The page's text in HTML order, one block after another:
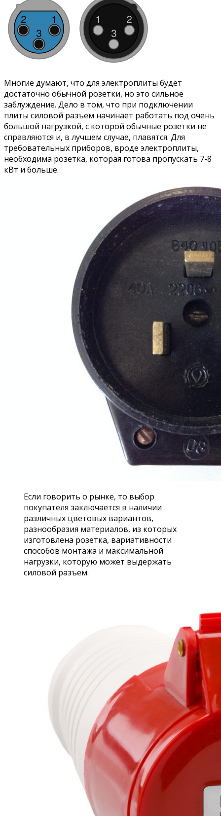
Многие думают, что для электроплиты будет
достаточно обычной розетки, но это сильное
заблуждение. Дело в том, что при подключении
плиты силовой разъем начинает работать под очень
большой нагрузкой, с которой обычные розетки не
справляются и, в лучшем случае, плавятся. Для
требовательных приборов, вроде электроплиты,
необходима розетка, которая готова пропускать 7-8
кВт и больше.
Если говорить о рынке, то выбор
покупателя заключается в наличии
различных цветовых вариантов,
разнообразия материалов, из которых
изготовлена розетка, вариативности
способов монтажа и максимальной
нагрузки, которую может выдержать
силовой разъем.